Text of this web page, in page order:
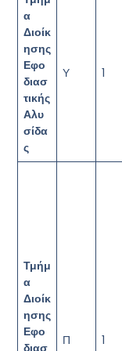
α
Διοίκ
ησης
Εφο
διασ
τικής
Αλυ
σίδα
ς
Υ 1
Τμήμ
α
Διοίκ
ησης
Εφο
διασ
Π 1